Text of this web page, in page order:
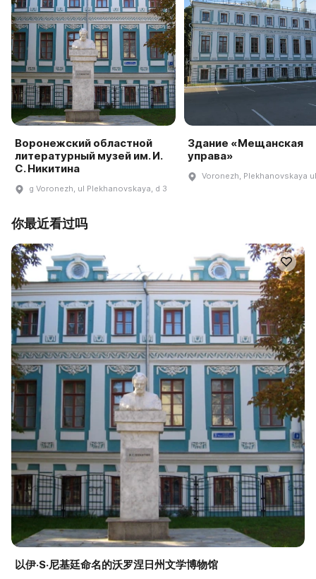
Воронежский областной
литературный музей им. И.
С. Никитина
g Voronezh, ul Plekhanovskaya, d 3
Здание «Мещанская
управа»
Voronezh, Plekhanovskaya
你最近看过吗
以伊·S·尼基廷命名的沃罗涅日州文学博物馆